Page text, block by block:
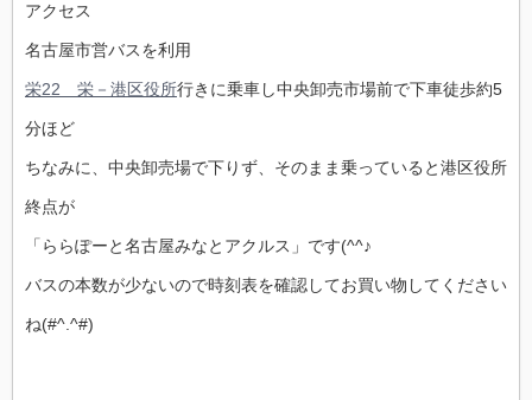
アクセス
名古屋市営バスを利用
栄22 栄－港区役所行きに乗車し中央卸売市場前で下車徒歩約5
分ほど
ちなみに、中央卸売場で下りず、そのまま乗っていると港区役所
終点が
「ららぽーと名古屋みなとアクルス」です(^^♪
バスの本数が少ないので時刻表を確認してお買い物してください
ね(#^.^#)